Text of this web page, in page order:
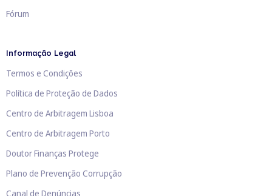
Fórum
Informação Legal
Termos e Condições
Política de Proteção de Dados
Centro de Arbitragem Lisboa
Centro de Arbitragem Porto
Doutor Finanças Protege
Plano de Prevenção Corrupção
Canal de Denúncias